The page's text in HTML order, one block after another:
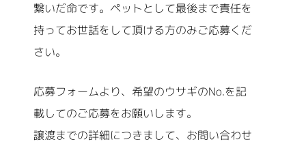
繋いだ命です。ペットとして最後まで責任を
持ってお世話をして頂ける方のみご応募くだ
さい。
応募フォームより、希望のウサギのNo.を記
載してのご応募をお願いします。
譲渡までの詳細につきまして、お問い合わせ